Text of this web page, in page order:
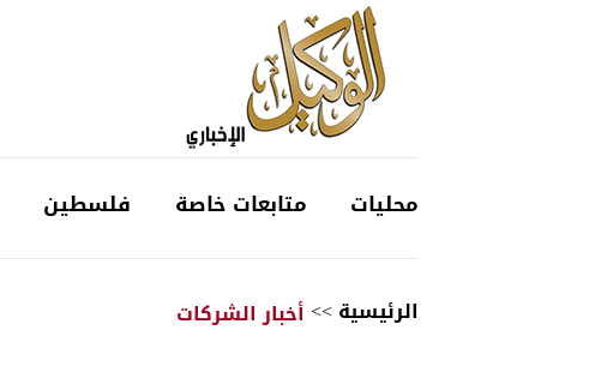
محليات متابعات خاصة فلسطين
الرئيسية>>أخبار الشركات